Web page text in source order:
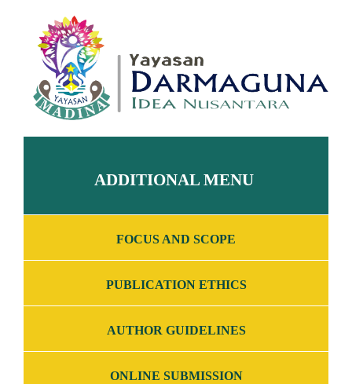
ADDITIONAL MENU
FOCUS AND SCOPE
PUBLICATION ETHICS
AUTHOR GUIDELINES
ONLINE SUBMISSION